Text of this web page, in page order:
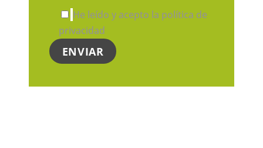
He leído y acepto la política de
privacidad